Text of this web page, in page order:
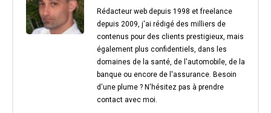
Rédacteur web depuis 1998 et freelance
depuis 2009, j'ai rédigé des milliers de
contenus pour des clients prestigieux, mais
également plus confidentiels, dans les
domaines de la santé, de l'automobile, de la
banque ou encore de l'assurance. Besoin
d'une plume ? N'hésitez pas à prendre
contact avec moi.